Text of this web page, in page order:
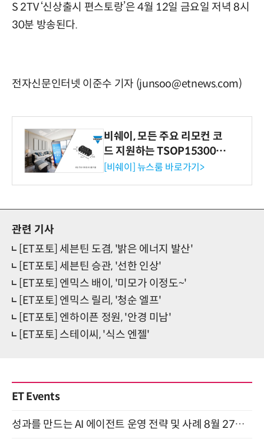
S 2TV ‘신상출시 편스토랑’은 4월 12일 금요일 저녁 8시
30분 방송된다.
전자신문인터넷 이준수 기자 (junsoo@etnews.com)
비쉐이, 모든 주요 리모컨 코
드 지원하는 TSOP15300 시
리즈 IR 수신기 출시
[비쉐이] 뉴스룸 바로가기>
관련 기사
[ET포토] 세븐틴 도겸, '밝은 에너지 발산'
[ET포토] 세븐틴 승관, '선한 인상'
[ET포토] 엔믹스 배이, '미모가 이정도~'
[ET포토] 엔믹스 릴리, '청순 엘프'
[ET포토] 엔하이픈 정원, '안경 미남'
[ET포토] 스테이씨, '식스 엔젤'
ET Events
성과를 만드는 AI 에이전트 운영 전략 및 사례 8월 27일 개최